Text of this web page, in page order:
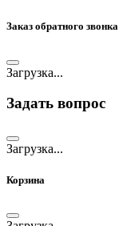
Заказ обратного звонка
Загрузка...
Задать вопрос
Загрузка...
Корзина